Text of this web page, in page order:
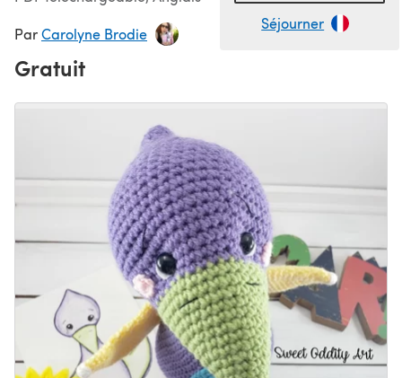
Séjourner
ParCarolyne Brodie
Gratuit